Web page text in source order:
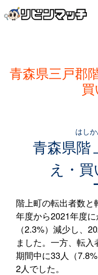
青森県三戸郡
買
青森県階
はし
え・
階上町の転出者数
年度から2021年度
（2.3%）減少し、
ました。一方、転
期間中に33人（
2人でした。